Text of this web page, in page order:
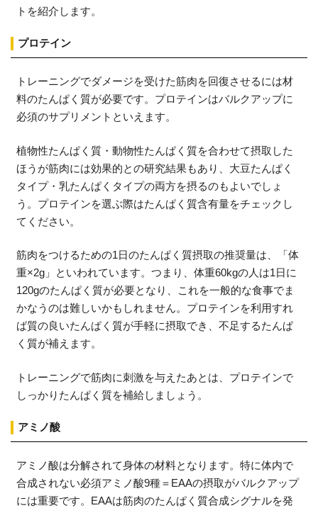
トを紹介します。
プロテイン
トレーニングでダメージを受けた筋肉を回復させるには材
料のたんぱく質が必要です。プロテインはバルクアップに
必須のサプリメントといえます。
植物性たんぱく質・動物性たんぱく質を合わせて摂取した
ほうが筋肉には効果的との研究結果もあり、大豆たんぱく
タイプ・乳たんぱくタイプの両方を摂るのもよいでしょ
う。プロテインを選ぶ際はたんぱく質含有量をチェックし
てください。
筋肉をつけるための1日のたんぱく質摂取の推奨量は、「体
重×2g」といわれています。つまり、体重60kgの人は1日に
120gのたんぱく質が必要となり、これを一般的な食事でま
かなうのは難しいかもしれません。プロテインを利用すれ
ば質の良いたんぱく質が手軽に摂取でき、不足するたんぱ
く質が補えます。
トレーニングで筋肉に刺激を与えたあとは、プロテインで
しっかりたんぱく質を補給しましょう。
アミノ酸
アミノ酸は分解されて身体の材料となります。特に体内で
合成されない必須アミノ酸9種＝EAAの摂取がバルクアップ
には重要です。EAAは筋肉のたんぱく質合成シグナルを発